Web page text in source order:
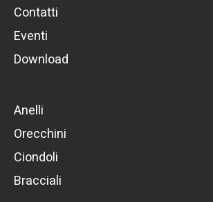
Contatti
Eventi
Download
Anelli
Orecchini
Ciondoli
Bracciali